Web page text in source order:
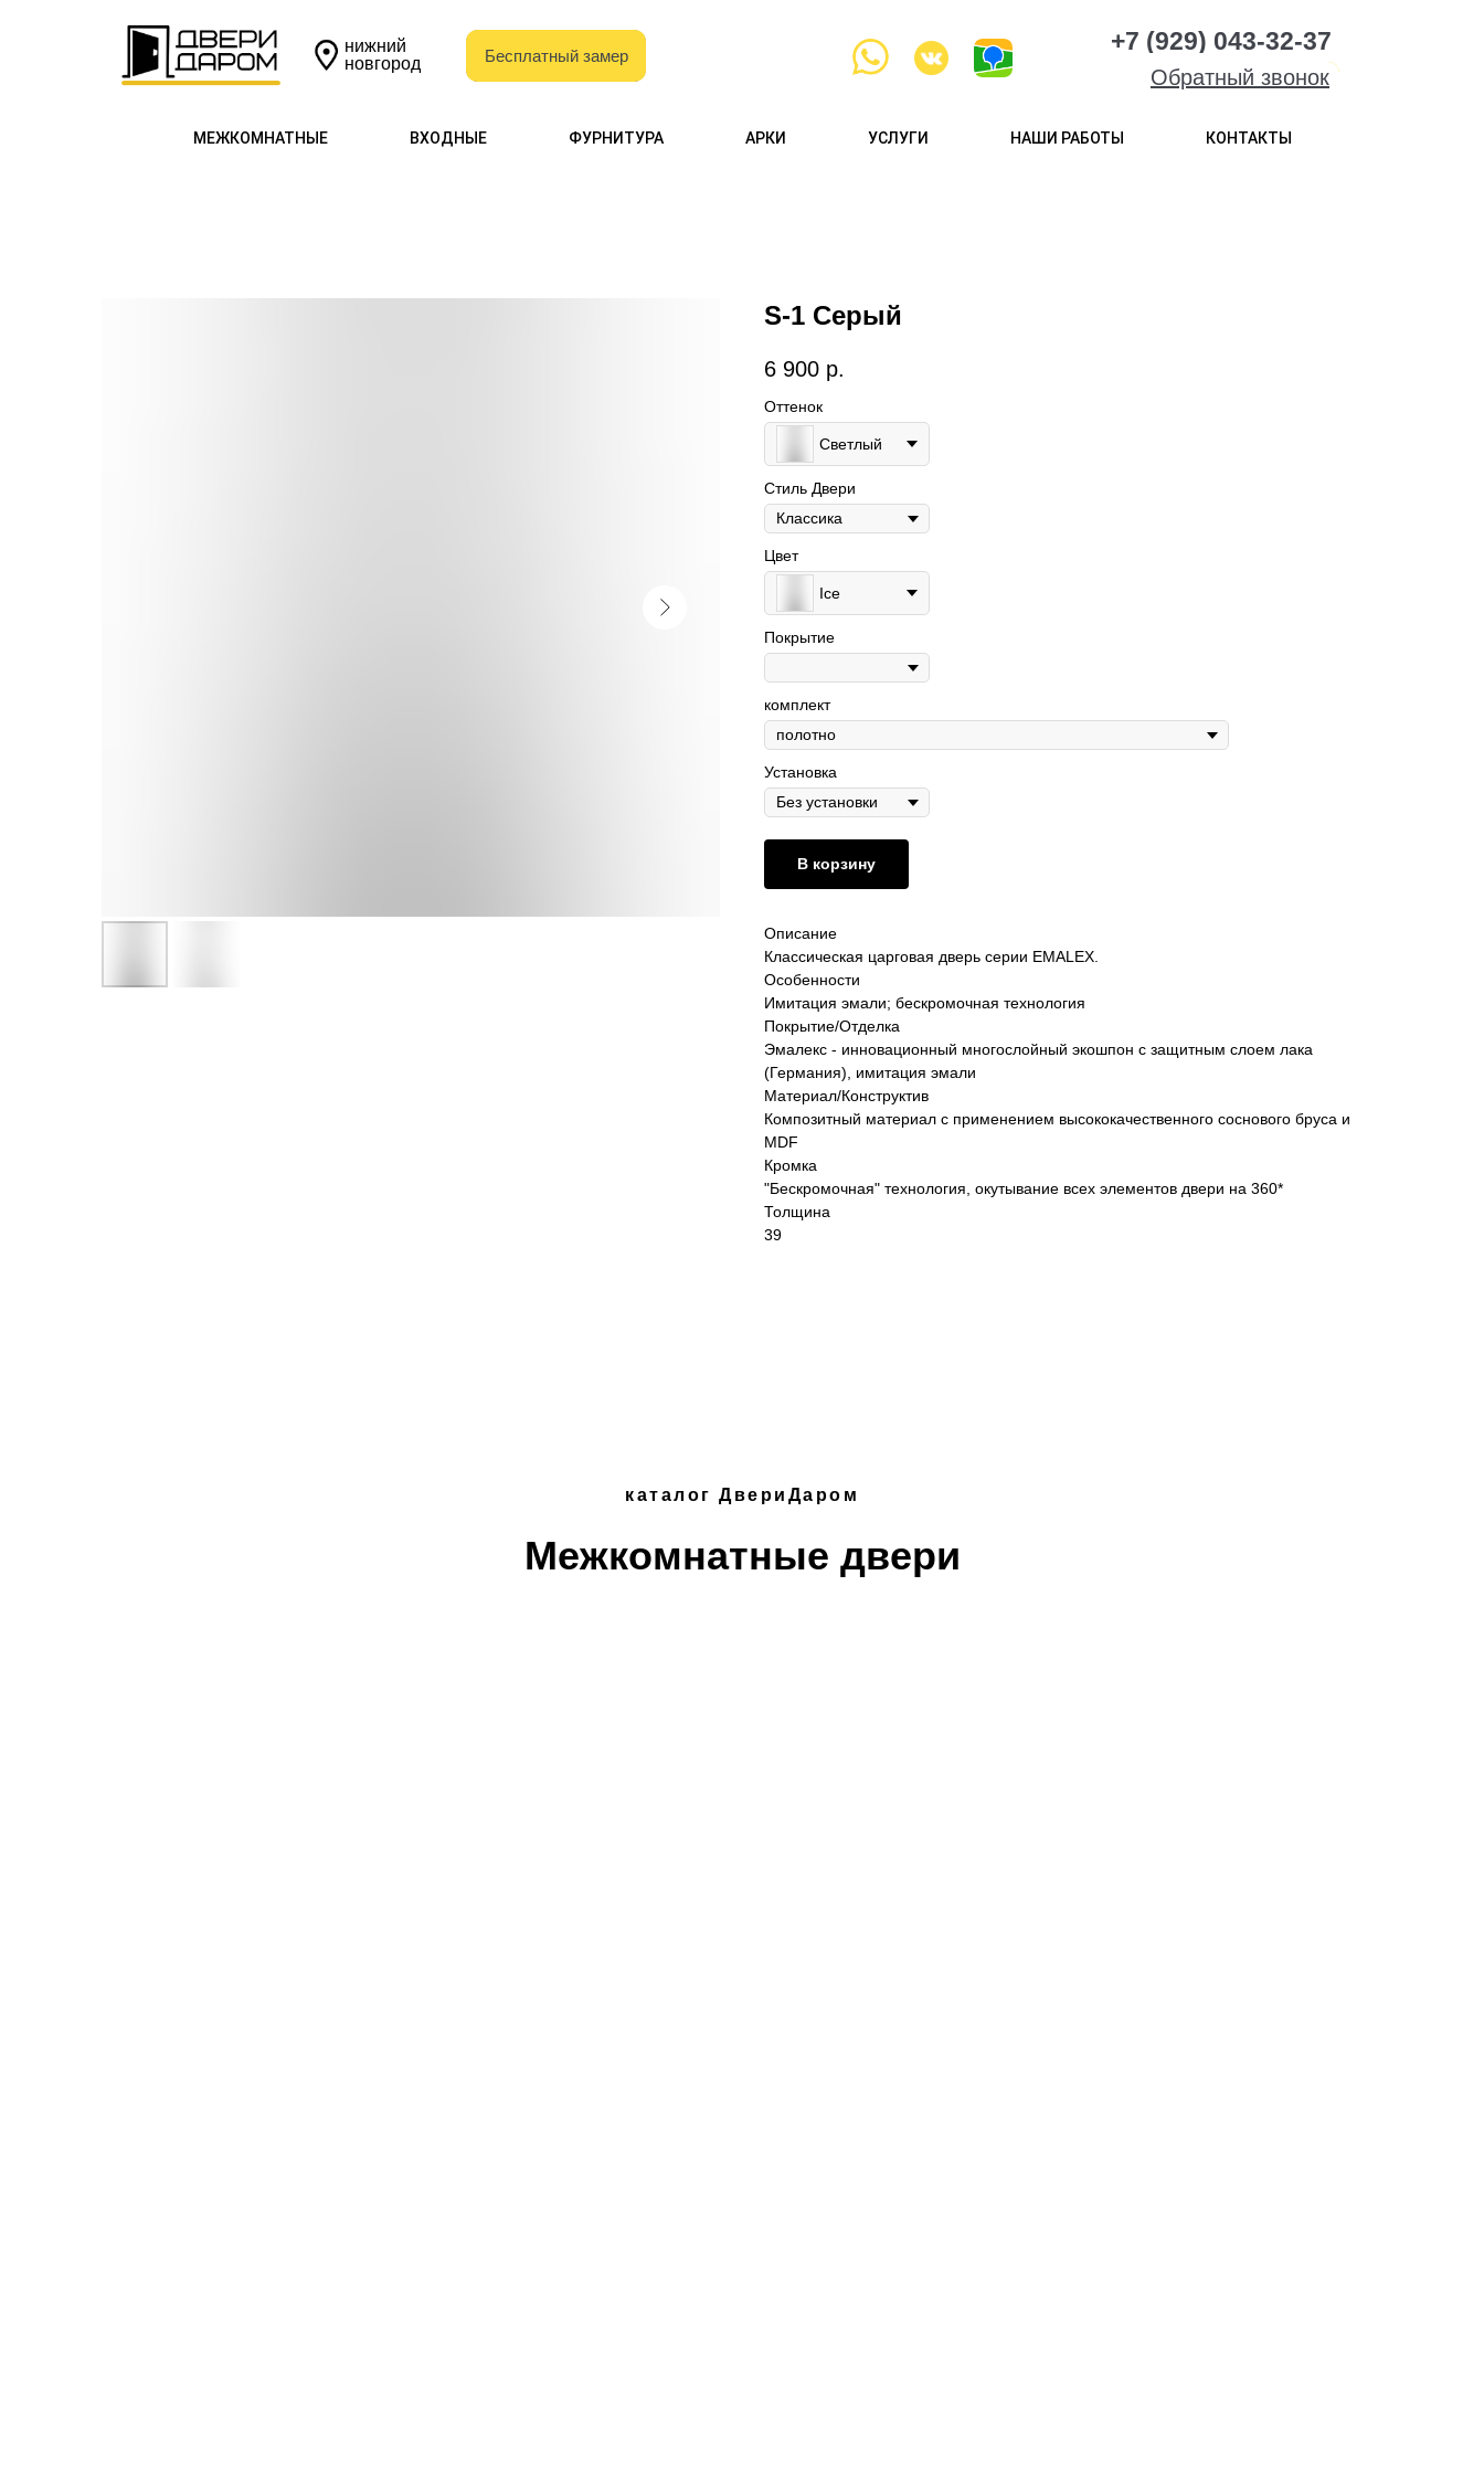
+7 (929) 043-32-37
нижний
новгород
Бесплатный замер
Обратный звонок
Бесплатный замер
и каталогами
МЕЖКОМНАТНЫЕ ВХОДНЫЕ ФУРНИТУРА АРКИ УСЛУГИ НАШИ РАБОТЫ КОНТАКТЫ
S-1 Серый
6 900 р.
Оттенок
Светлый
Стиль Двери
Цвет
Ice
Покрытие
комплект
Установка
В корзину
Описание
Классическая царговая дверь cерии EMALEX.
Особенности
Имитация эмали; бескромочная технология
Покрытие/Отделка
Эмалекс - инновационный многослойный экошпон с защитным слоем лака
(Германия), имитация эмали
Материал/Конструктив
Композитный материал с применением высококачественного соснового бруса и
MDF
Кромка
"Бескромочная" технология, окутывание всех элементов двери на 360*
Толщина
39
каталог ДвериДаром
Межкомнатные двери